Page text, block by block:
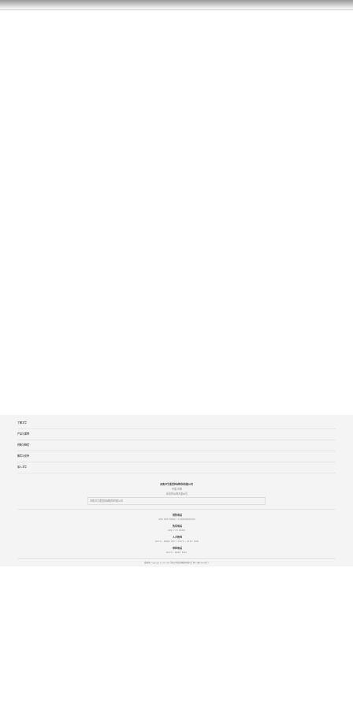
了解卫华
产品与案例
创新与智造
服务与支持
加入卫华
河南卫华重型机械股份有限公司
中国·河南
长垣市山海大道18号
河南卫华重型机械股份有限公司
销售电话
400 005 8886 / 15893806332
售后电话
400 779 0686
人才热线
0373 - 8882 997 / 0373 - 2157 608
举报电话
0373 - 8887 684
版权所有 Copyright © 2011-2023 河南卫华重型机械股份有限公司 豫ICP备17031246号-1